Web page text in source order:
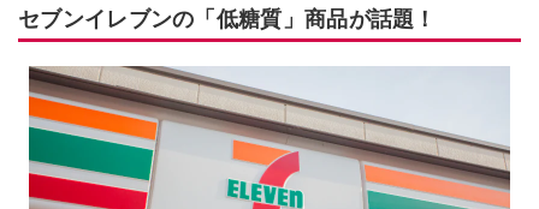
セブンイレブンの「低糖質」商品が話題！